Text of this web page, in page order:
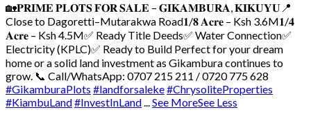
🏡𝐏𝐑𝐈𝐌𝐄 𝐏𝐋𝐎𝐓𝐒 𝐅𝐎𝐑 𝐒𝐀𝐋𝐄 – 𝐆𝐈𝐊𝐀𝐌𝐁𝐔𝐑𝐀, 𝐊𝐈𝐊𝐔𝐘𝐔 📍
Close to Dagoretti–Mutarakwa Road𝟏/𝟖 𝐀𝐜𝐫𝐞 – Ksh 3.6M𝟏/𝟒
𝐀𝐜𝐫𝐞 – Ksh 4.5M✅ Ready Title Deeds✅ Water Connection✅
Electricity (KPLC)✅ Ready to Build Perfect for your dream
home or a solid land investment as Gikambura continues to
grow. 📞 Call/WhatsApp: 0707 215 211 / 0720 775 628
#GikamburaPlots #landforsaleke#ChrysoliteProperties
#KiambuLand#InvestInLand...See MoreSee Less